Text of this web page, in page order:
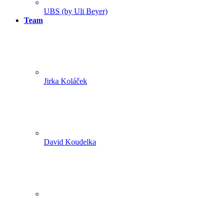
UBS (by Uli Beyer)
Team
Jirka Koláček
David Koudelka